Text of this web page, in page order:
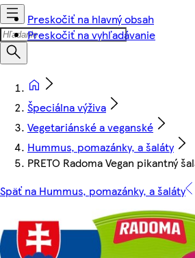
Preskočiť na hlavný obsah
Preskočiť na vyhľadávanie
Špeciálna výživa
Vegetariánské a veganské
Hummus, pomazánky, a šaláty
PRETO Radoma Vegan pikantný
Späť na Hummus, pomazánky, a šaláty